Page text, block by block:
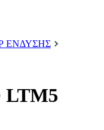
ΕΝΔΥΣΗΣ